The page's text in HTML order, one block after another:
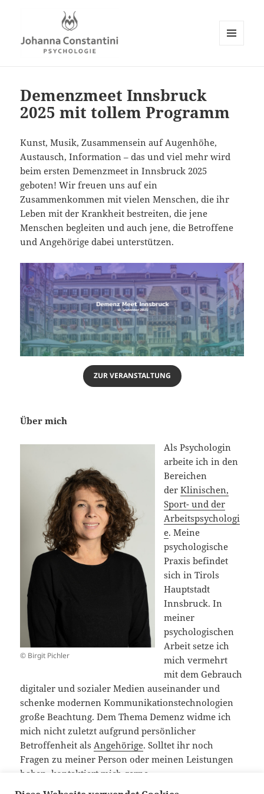
Demenzmeet Innsbruck
2025 mit tollem Programm
Kunst, Musik, Zusammensein auf Augenhöhe,
Austausch, Information – das und viel mehr wird
beim ersten Demenzmeet in Innsbruck 2025
geboten! Wir freuen uns auf ein
Zusammenkommen mit vielen Menschen, die ihr
Leben mit der Krankheit bestreiten, die jene
Menschen begleiten und auch jene, die Betroffene
und Angehörige dabei unterstützen.
ZUR VERANSTALTUNG
Über mich
© Birgit Pichler
Als Psychologin
arbeite ich in den
Bereichen
derKlinischen,
Sport- und der
Arbeitspsychologi
e. Meine
psychologische
Praxis befindet
sich in Tirols
Hauptstadt
Innsbruck. In
meiner
psychologischen
Arbeit setze ich
mich vermehrt
mit dem Gebrauch
digitaler und sozialer Medien auseinander und
schenke modernen Kommunikationstechnologien
große Beachtung. Dem Thema Demenz widme ich
mich nicht zuletzt aufgrund persönlicher
Betroffenheit als Angehörige. Solltet ihr noch
Fragen zu meiner Person oder meinen Leistungen
haben,kontaktiert mich gerne.